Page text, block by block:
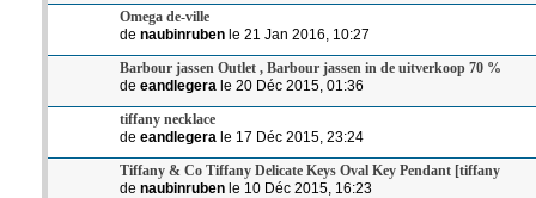
Omega de-ville
de naubinrubenle 21 Jan 2016, 10:27
Barbour jassen Outlet , Barbour jassen in de uitverkoop 70 %
de eandlegera le 20 Déc 2015, 01:36
tiffany necklace
de eandlegera le 17 Déc 2015, 23:24
Tiffany & Co Tiffany Delicate Keys Oval Key Pendant [tiffany
de naubinrubenle 10 Déc 2015, 16:23